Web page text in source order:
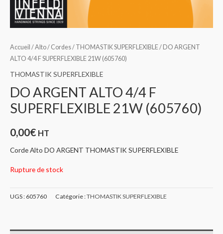
Accueil /Alto/ Cordes/ THOMASTIK SUPERFLEXIBLE/ DO ARGENT
ALTO 4/4 F SUPERFLEXIBLE 21W (605760)
THOMASTIK SUPERFLEXIBLE
DO ARGENT ALTO 4/4 F
SUPERFLEXIBLE 21W (605760)
0,00€ HT
Corde Alto DO ARGENT THOMASTIK SUPERFLEXIBLE
Rupture de stock
UGS : 605760 Catégorie :THOMASTIK SUPERFLEXIBLE